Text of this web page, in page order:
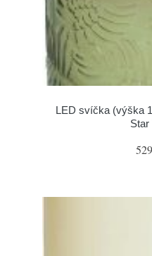
LED svíčka (výška
Star